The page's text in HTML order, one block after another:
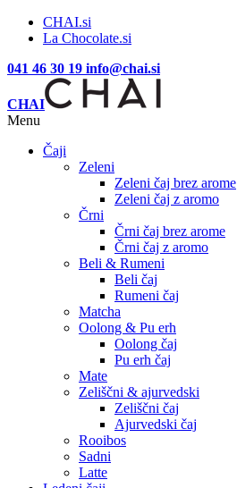
CHAI.si
La Chocolate.si
041 46 30 19 info@chai.si
CHAI
Menu
Čaji
Zeleni
Zeleni čaj brez arome
Zeleni čaj z aromo
Črni
Črni čaj brez arome
Črni čaj z aromo
Beli & Rumeni
Beli čaj
Rumeni čaj
Matcha
Oolong & Pu erh
Oolong čaj
Pu erh čaj
Mate
Zeliščni & ajurvedski
Zeliščni čaj
Ajurvedski čaj
Rooibos
Sadni
Latte